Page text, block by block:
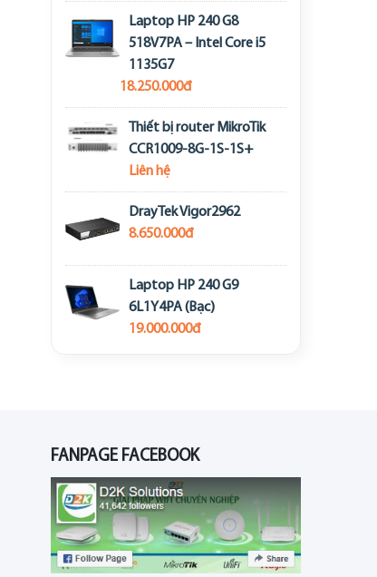
Laptop HP 240 G8
518V7PA – Intel Core i5
1135G7
18.250.000đ
Thiết bị router MikroTik
CCR1009-8G-1S-1S+
Liên hệ
DrayTek Vigor2962
8.650.000đ
Laptop HP 240 G9
6L1Y4PA (Bạc)
19.000.000đ
FANPAGE FACEBOOK